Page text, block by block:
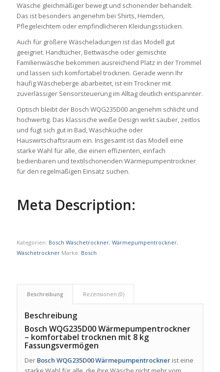
Wäsche gleichmäßiger bewegt und schonender behandelt.
Das ist besonders angenehm bei Shirts, Hemden,
Pflegeleichtem oder empfindlicheren Kleidungsstücken.
Auch für größere Wäscheladungen ist das Modell gut
geeignet. Handtücher, Bettwäsche oder gemischte
Familienwäsche bekommen ausreichend Platz in der Trommel
und lassen sich komfortabel trocknen. Gerade wenn Ihr
häufig Wäscheberge abarbeitet, ist ein Trockner mit
zuverlässiger Sensorsteuerung im Alltag deutlich entspannter.
Optisch bleibt der Bosch WQG235D00 angenehm schlicht und
hochwertig. Das klassische weiße Design wirkt sauber, zeitlos
und fügt sich gut in Bad, Waschküche oder
Hauswirtschaftsraum ein. Insgesamt ist das Modell eine
starke Wahl für alle, die einen effizienten, einfach
bedienbaren und textilschonenden Wärmepumpentrockner
für den regelmäßigen Einsatz suchen.
Meta Description:
Kategorien: Bosch Wäschetrockner, Wärmepumpentrockner,
Wäschetrockner Marke: Bosch
Beschreibung Rezensionen (0)
Beschreibung
Bosch WQG235D00 Wärmepumpentrockner
– komfortabel trocknen mit 8 kg
Fassungsvermögen
Der Bosch WQG235D00 Wärmepumpentrocknerist eine